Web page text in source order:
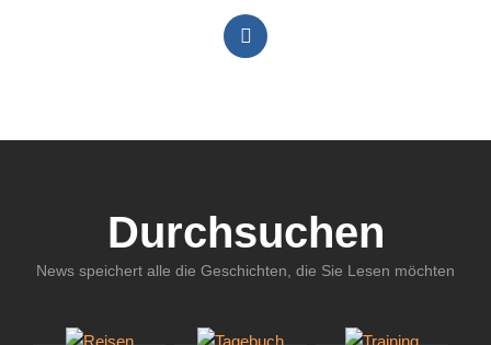
Durchsuchen
News speichert alle die Geschichten, die Sie Lesen möchten